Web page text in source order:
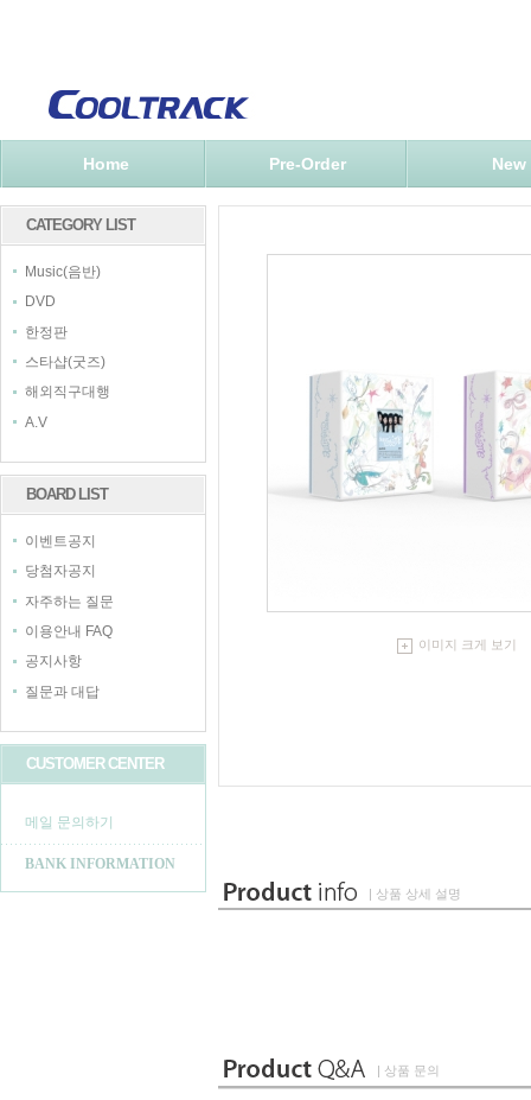
Home Pre-Order New
CATEGORY LIST
Music(음반)
DVD
한정판
스타샵(굿즈)
해외직구대행
A.V
BOARD LIST
이벤트공지
당첨자공지
자주하는 질문
이용안내 FAQ
공지사항
질문과 대답
CUSTOMER CENTER
메일 문의하기
BANK INFORMATION
이미지 크게 보기
| 상품 상세 설명
| 상품 문의